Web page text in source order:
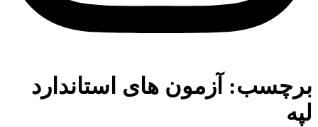
برچسب: آزمون های استاندارد
لپه